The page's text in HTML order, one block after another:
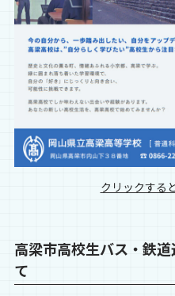
クリックする
高梁市高校生バス・鉄
て